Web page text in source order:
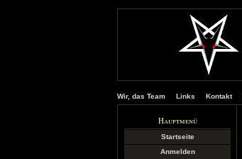
Wir, das Team Links Kontakt
Hauptmenü
Startseite
Anmelden